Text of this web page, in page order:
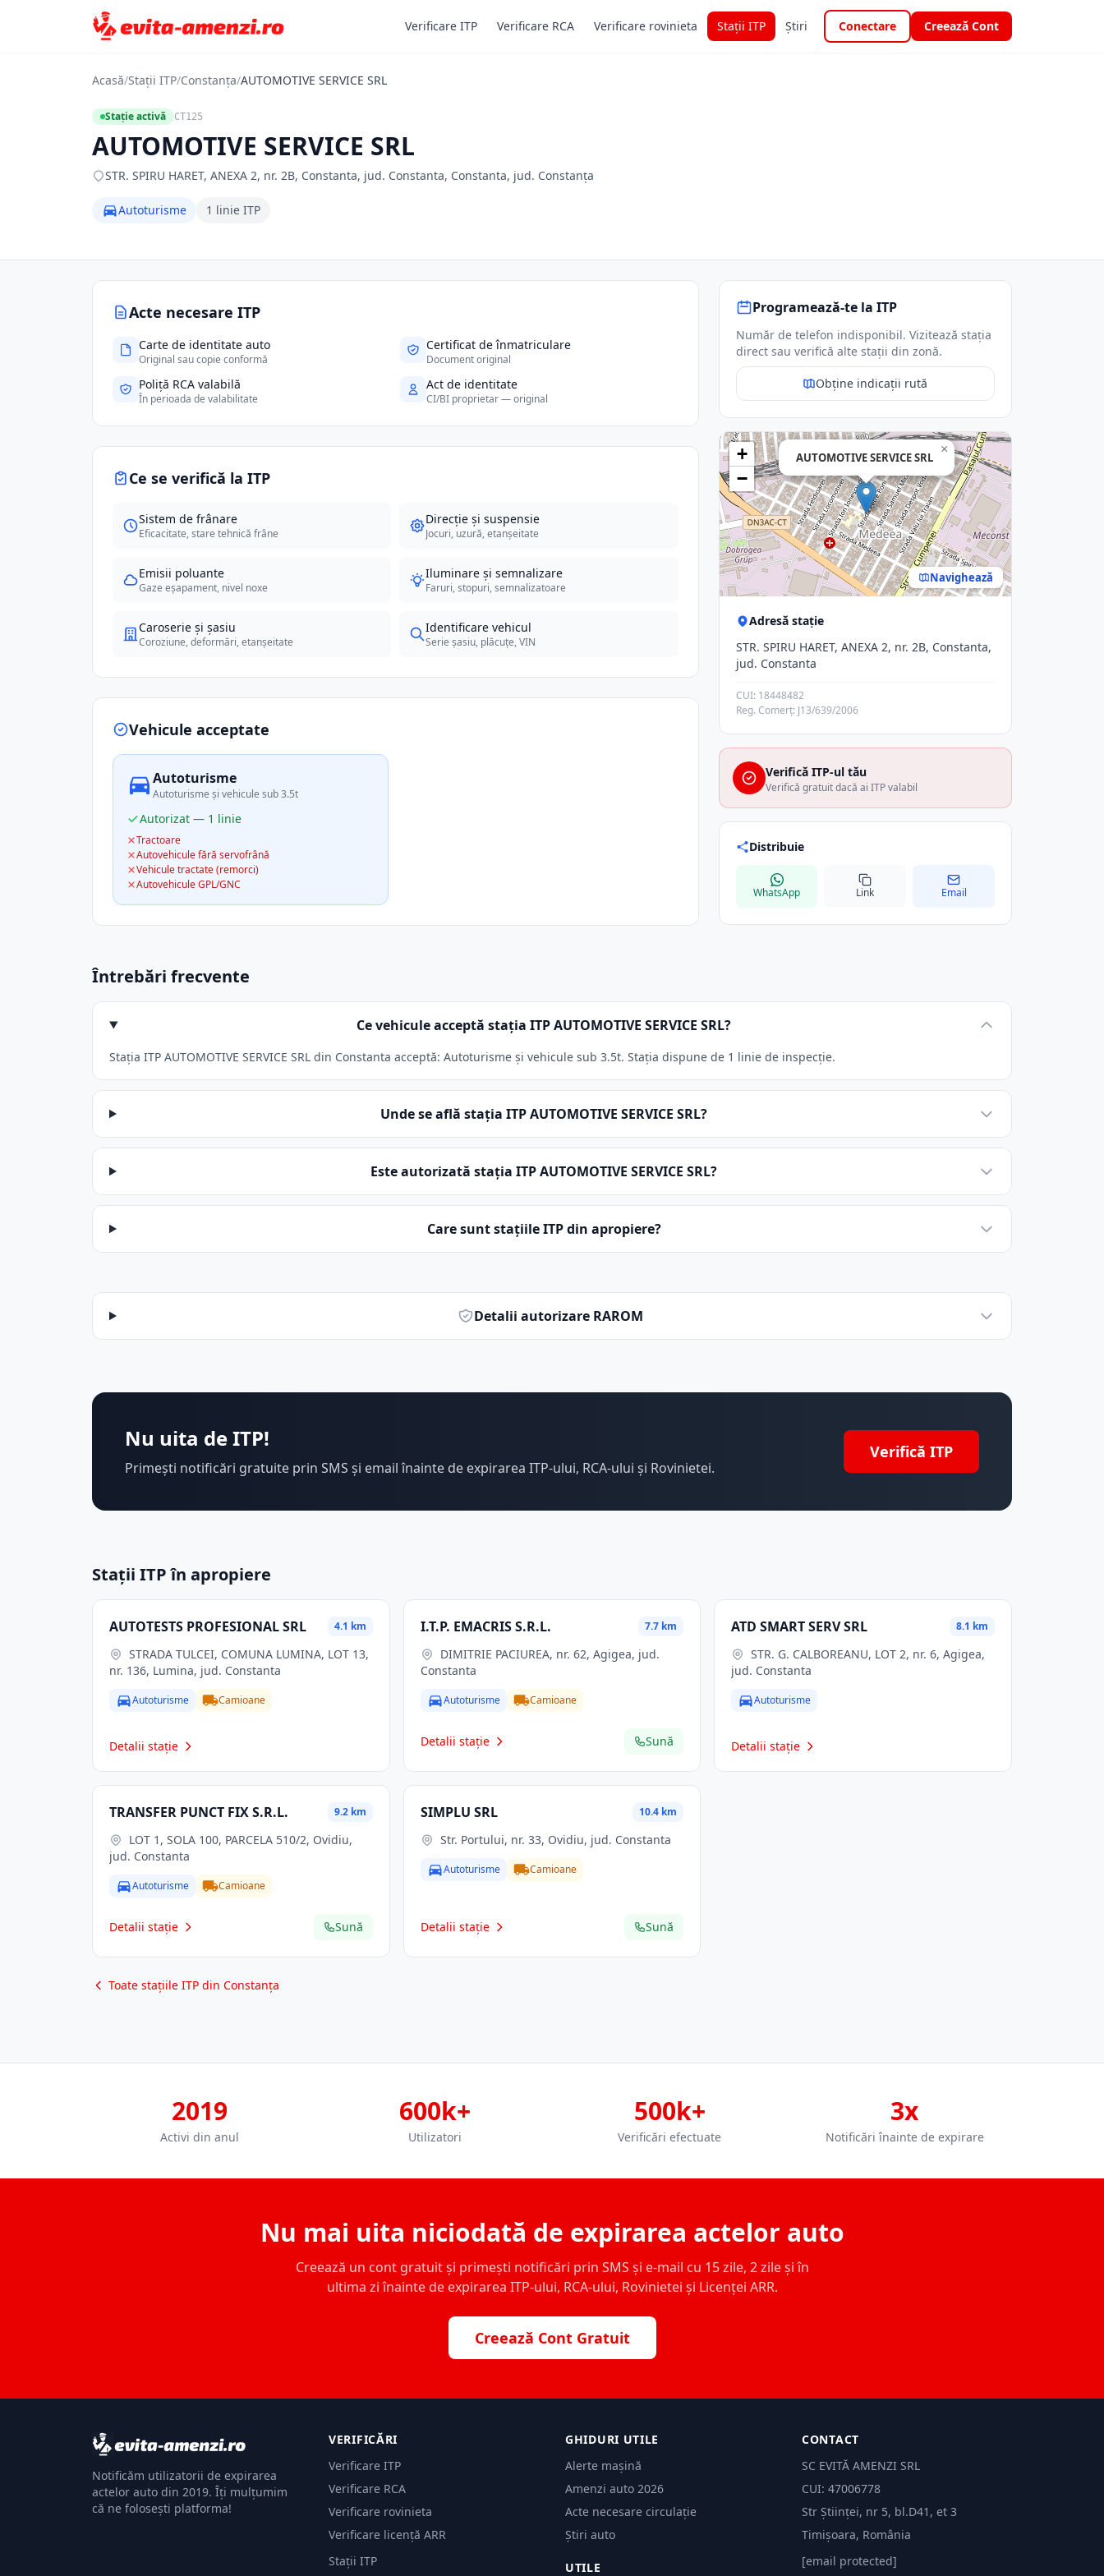
Verificare ITP Verificare RCA Verificare rovinieta Stații ITP Știri Conectare Creează Cont
Acasă/Stații ITP/Constanța/AUTOMOTIVE SERVICE SRL
Stație activă CT125
AUTOMOTIVE SERVICE SRL
STR. SPIRU HARET, ANEXA 2, nr. 2B, Constanta, jud. Constanta, Constanta, jud. Constanța
Autoturisme 1 linie ITP
Acte necesare ITP
Carte de identitate auto
Original sau copie conformă
Certificat de înmatriculare
Document original
Poliță RCA valabilă
În perioada de valabilitate
Act de identitate
CI/BI proprietar — original
Ce se verifică la ITP
Sistem de frânare
Eficacitate, stare tehnică frâne
Direcție și suspensie
Jocuri, uzură, etanșeitate
Emisii poluante
Gaze eșapament, nivel noxe
Iluminare și semnalizare
Faruri, stopuri, semnalizatoare
Caroserie și șasiu
Coroziune, deformări, etanșeitate
Identificare vehicul
Serie șasiu, plăcuțe, VIN
Vehicule acceptate
Autoturisme
Autoturisme și vehicule sub 3.5t
Autorizat — 1 linie
Tractoare
Autovehicule fără servofrână
Vehicule tractate (remorci)
Autovehicule GPL/GNC
Programează-te la ITP
Număr de telefon indisponibil. Vizitează stația
direct sau verifică alte stații din zonă.
Obține indicații rută
AUTOMOTIVE SERVICE SRL
×
+
−
Navighează
Adresă stație
STR. SPIRU HARET, ANEXA 2, nr. 2B, Constanta,
jud. Constanta
CUI: 18448482
Reg. Comerț: J13/639/2006
Verifică ITP-ul tău
Verifică gratuit dacă ai ITP valabil
Distribuie
WhatsApp Link Email
Întrebări frecvente
Ce vehicule acceptă stația ITP AUTOMOTIVE SERVICE SRL?
Stația ITP AUTOMOTIVE SERVICE SRL din Constanta acceptă: Autoturisme și vehicule sub 3.5t. Stația dispune de 1 linie de inspecție.
Unde se află stația ITP AUTOMOTIVE SERVICE SRL?
Este autorizată stația ITP AUTOMOTIVE SERVICE SRL?
Care sunt stațiile ITP din apropiere?
Detalii autorizare RAROM
Nu uita de ITP!
Primești notificări gratuite prin SMS și email înainte de expirarea ITP-ului, RCA-ului și Rovinietei.
Verifică ITP
Stații ITP în apropiere
AUTOTESTS PROFESIONAL SRL 4.1 km
nr. 136, Lumina, jud. Constanta
Autoturisme Camioane
Detalii stație
I.T.P. EMACRIS S.R.L. 7.7 km
Constanta
Autoturisme Camioane
Detalii stație Sună
ATD SMART SERV SRL 8.1 km
STR. G. CALBOREANU, LOT 2, nr. 6, Agigea,
jud. Constanta
Autoturisme
Detalii stație
TRANSFER PUNCT FIX S.R.L. 9.2 km
jud. Constanta
Autoturisme Camioane
Detalii stație Sună
SIMPLU SRL 10.4 km
Str. Portului, nr. 33, Ovidiu, jud. Constanta
Autoturisme Camioane
Detalii stație Sună
Toate stațiile ITP din Constanța
2019
Activi din anul
600k+
Utilizatori
500k+
Verificări efectuate
3x
Notificări înainte de expirare
Nu mai uita niciodată de expirarea actelor auto
Creează un cont gratuit și primești notificări prin SMS și e-mail cu 15 zile, 2 zile și în
ultima zi înainte de expirarea ITP-ului, RCA-ului, Rovinietei și Licenței ARR.
Creează Cont Gratuit
Notificăm utilizatorii de expirarea
actelor auto din 2019. Îți mulțumim
că ne folosești platforma!
VERIFICĂRI
Verificare ITP
Verificare RCA
Verificare rovinieta
Verificare licență ARR
Stații ITP
GHIDURI UTILE
Alerte mașină
Amenzi auto 2026
Acte necesare circulație
Știri auto
UTILE
CONTACT
SC EVITĂ AMENZI SRL
CUI: 47006778
Str Științei, nr 5, bl.D41, et 3
Timișoara, România
[email protected]